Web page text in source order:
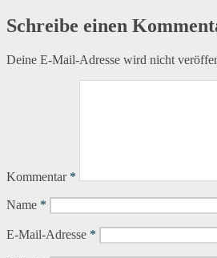
Schreibe einen
Deine E-Mail-Adresse wird nicht
Kommentar *
Name *
E-Mail-Adresse *